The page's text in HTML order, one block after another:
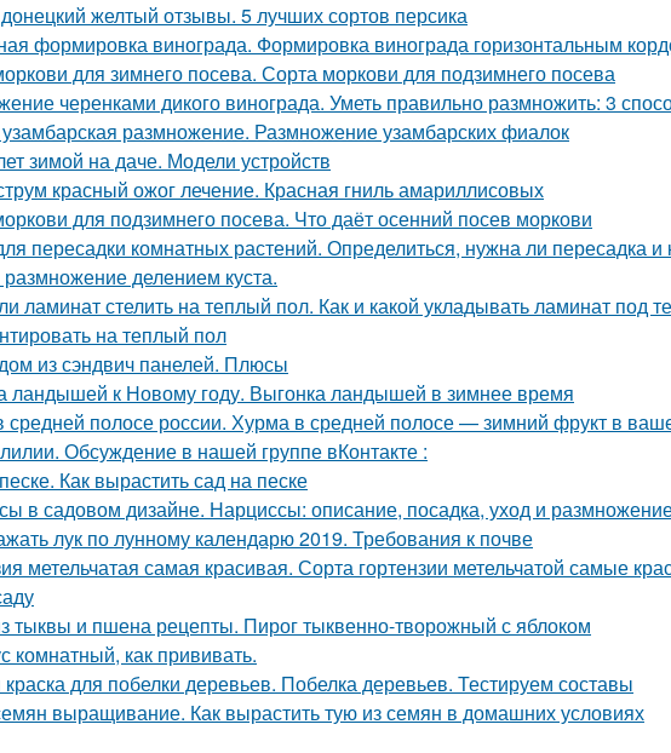
желтый отзывы. 5 лучших сортов персика
формировка винограда. Формировка винограда горизонтальным
для зимнего посева. Сорта моркови для подзимнего посева
черенками дикого винограда. Уметь правильно размножить: 3
размножение. Размножение узамбарских фиалок
зимой на даче. Модели устройств
красный ожог лечение. Красная гниль амариллисовых
для подзимнего посева. Что даёт осенний посев моркови
пересадки комнатных растений. Определиться, нужна ли пересадка и
делением куста.
ламинат стелить на теплый пол. Как и какой укладывать ламинат под
на теплый пол
из сэндвич панелей. Плюсы
ландышей к Новому году. Выгонка ландышей в зимнее время
средней полосе россии. Хурма в средней полосе — зимний фрукт в
Обсуждение в нашей группе вКонтакте :
Как вырастить сад на песке
в садовом дизайне. Нарциссы: описание, посадка, уход и
лук по лунному календарю 2019. Требования к почве
метельчатая самая красивая. Сорта гортензии метельчатой самые
тыквы и пшена рецепты. Пирог тыквенно-творожный с яблоком
комнатный, как прививать.
для побелки деревьев. Побелка деревьев. Тестируем составы
выращивание. Как вырастить тую из семян в домашних условиях